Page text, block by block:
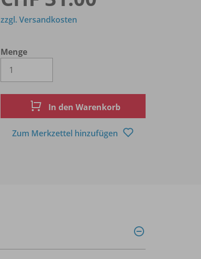
Menge
zzgl. Versandkosten
In den Warenkorb
Zum Merkzettel hinzufügen